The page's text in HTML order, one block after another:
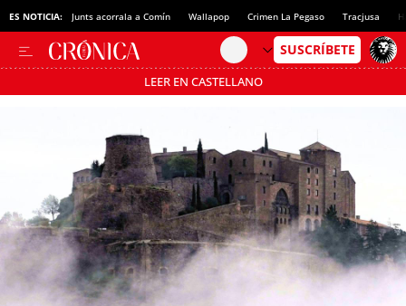
ES NOTICIA: Junts acorrala a Comín Wallapop Crimen La Pegaso Tracjusa
LEER EN CASTELLANO
Pásate al MODO AHORRO